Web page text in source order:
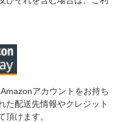
アカウントをお持ち
た配送先情報やクレジット
頂けます。